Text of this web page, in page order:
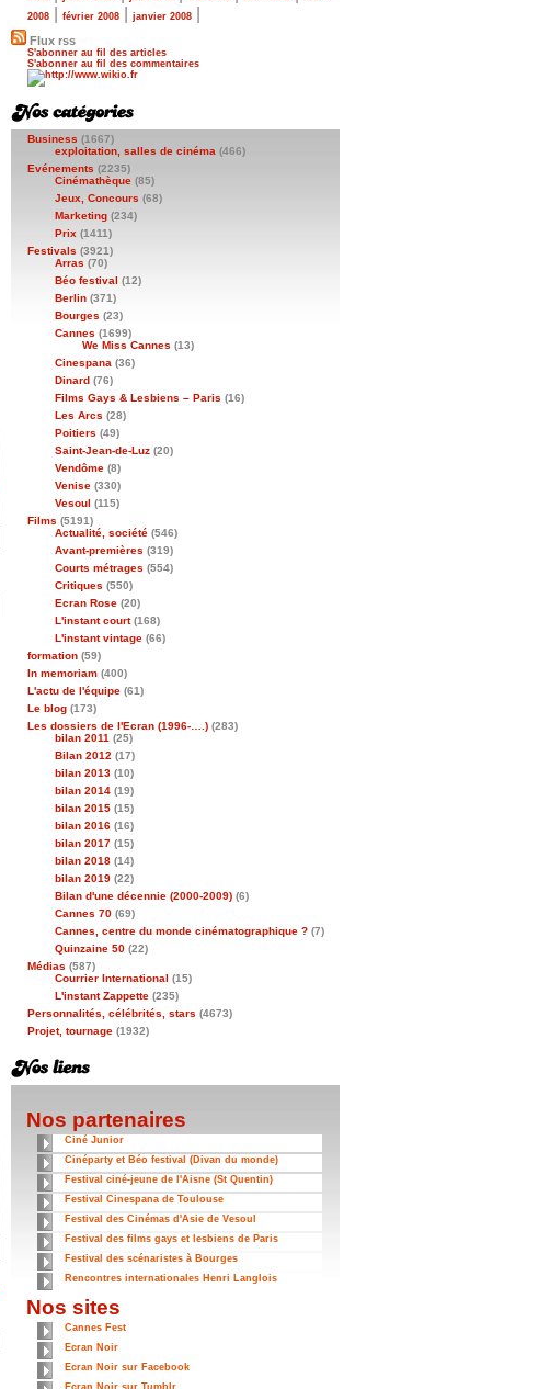
2008
février 2008 janvier 2008
Flux rss
S'abonner au fil des articles
S'abonner au fil des commentaires
Business (1667)
exploitation, salles de cinéma (466)
Evénements (2235)
Cinémathèque (85)
Jeux, Concours (68)
Marketing (234)
Prix (1411)
Festivals (3921)
Arras (70)
Béo festival (12)
Berlin (371)
Bourges (23)
Cannes (1699)
We Miss Cannes (13)
Cinespana (36)
Dinard (76)
Films Gays & Lesbiens – Paris (16)
Les Arcs (28)
Poitiers (49)
Saint-Jean-de-Luz (20)
Vendôme (8)
Venise (330)
Vesoul (115)
Films (5191)
Actualité, société (546)
Avant-premières (319)
Courts métrages (554)
Critiques (550)
Ecran Rose (20)
L'instant court(168)
L'instant vintage (66)
formation (59)
In memoriam (400)
L'actu de l'équipe (61)
Le blog (173)
Les dossiers de l'Ecran (1996-….) (283)
bilan 2011 (25)
Bilan 2012 (17)
bilan 2013 (10)
bilan 2014 (19)
bilan 2015 (15)
bilan 2016 (16)
bilan 2017 (15)
bilan 2018 (14)
bilan 2019 (22)
Bilan d'une décennie (2000-2009) (6)
Cannes 70 (69)
Cannes, centre du monde cinématographique ? (7)
Quinzaine 50 (22)
Médias (587)
Courrier International (15)
L'instant Zappette (235)
Personnalités, célébrités, stars (4673)
Projet, tournage (1932)
Nos partenaires
Ciné Junior
Cinéparty et Béo festival (Divan du monde)
Festival ciné-jeune de l'Aisne (St Quentin)
Festival Cinespana de Toulouse
Festival des Cinémas d'Asie de Vesoul
Festival des films gays et lesbiens de Paris
Festival des scénaristes à Bourges
Rencontres internationales Henri Langlois
Nos sites
Cannes Fest
Ecran Noir
Ecran Noir sur Facebook
Ecran Noir sur Tumblr